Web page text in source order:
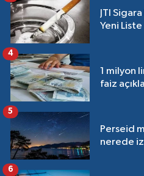
JTI
Yeni Liste
1 milyon
faiz
4
Perseid
nerede
5
6